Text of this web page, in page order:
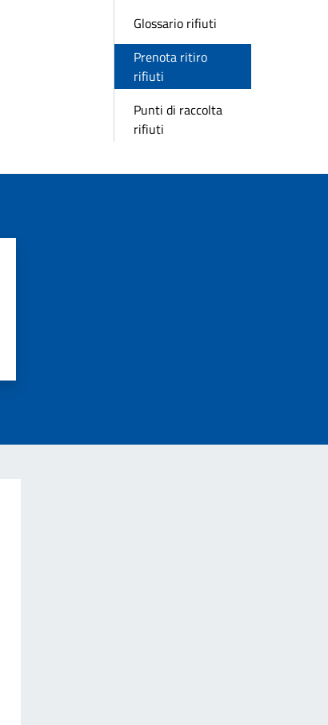
Glossario rifiuti
Prenota ritiro
rifiuti
Punti di raccolta
rifiuti